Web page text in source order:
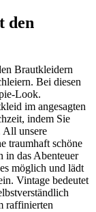
den
Brautkleidern
Bei diesen
Look.
im angesagten
indem Sie
All unsere
traumhaft schöne
in das Abenteuer
möglich und lädt
Vintage bedeutet
raffinierten